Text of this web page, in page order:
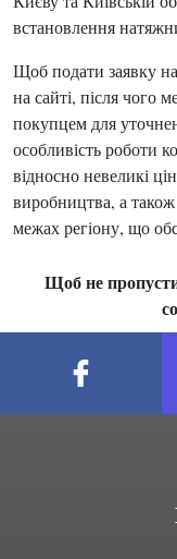
встановлення
Щоб подати заявку
на сайті, після чого
покупцем для
особливість роботи
відносно невеликі
виробництва, а
межах регіону, що
Щоб не